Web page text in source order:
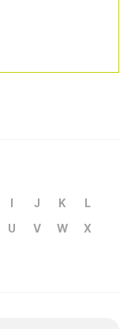
I J K
L
U V W
X